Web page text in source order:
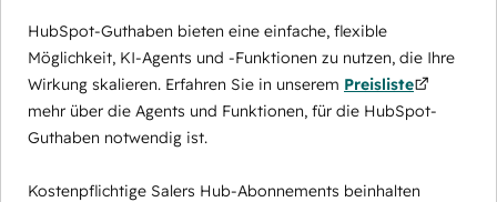
HubSpot-Guthaben bieten eine einfache, flexible
Möglichkeit, KI-Agents und -Funktionen zu nutzen, die Ihre
Wirkung skalieren. Erfahren Sie in unserem Preisliste
mehr über die Agents und Funktionen, für die HubSpot-
Guthaben notwendig ist.
Kostenpflichtige Salers Hub-Abonnements beinhalten